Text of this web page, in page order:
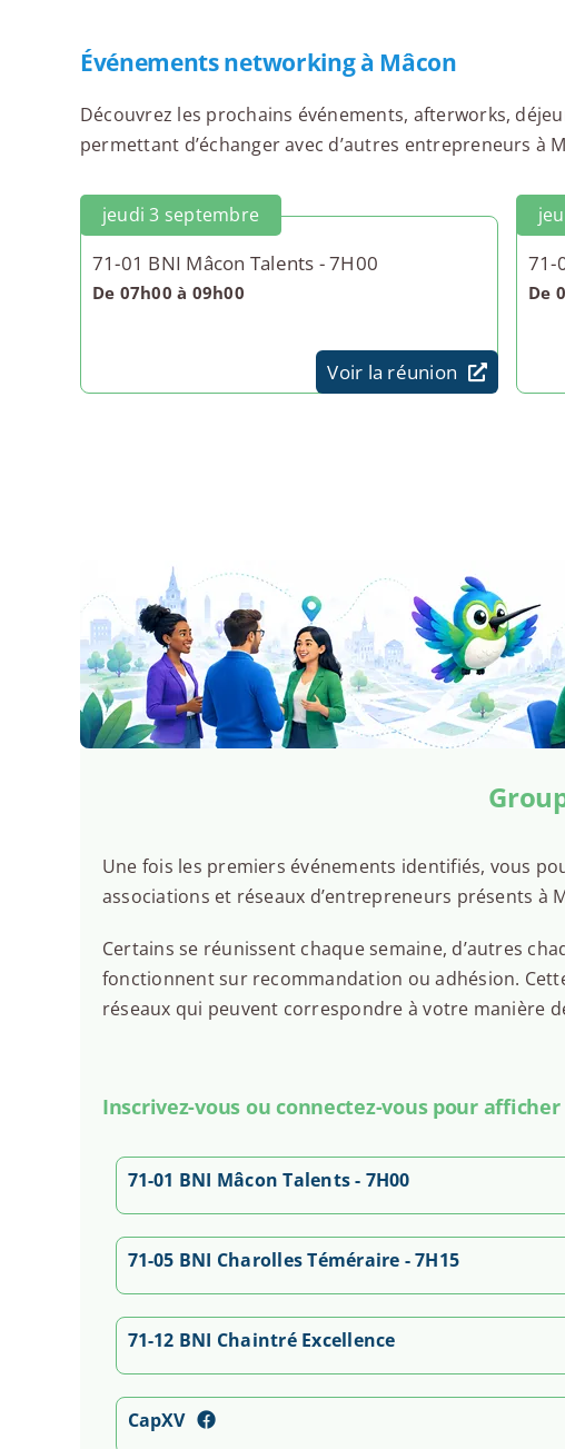
Événements networking à Mâcon
Découvrez les prochains événements, afterworks,
permettant d’échanger avec d’autres entrepreneurs à
jeudi 3 septembre
71-01 BNI Mâcon Talents - 7H00
De 07h00 à 09h00
Voir la réunion
71-
De
Une fois les premiers événements identifiés, vous
associations et réseaux d’entrepreneurs présents à
Certains se réunissent chaque semaine, d’autres
fonctionnent sur recommandation ou adhésion.
réseaux qui peuvent correspondre à votre manière
Inscrivez-vous ou connectez-vous pour
71-01 BNI Mâcon Talents - 7H00
71-05 BNI Charolles Téméraire - 7H15
71-12 BNI Chaintré Excellence
CapXV